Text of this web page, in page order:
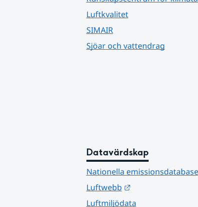
Luftkvalitet
SIMAIR
Sjöar och vattendrag
Datavärdskap
Nationella
Luftwebb
Länk till annan
Luftmiljödata